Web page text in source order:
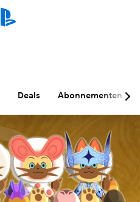
Deals Abonnementen